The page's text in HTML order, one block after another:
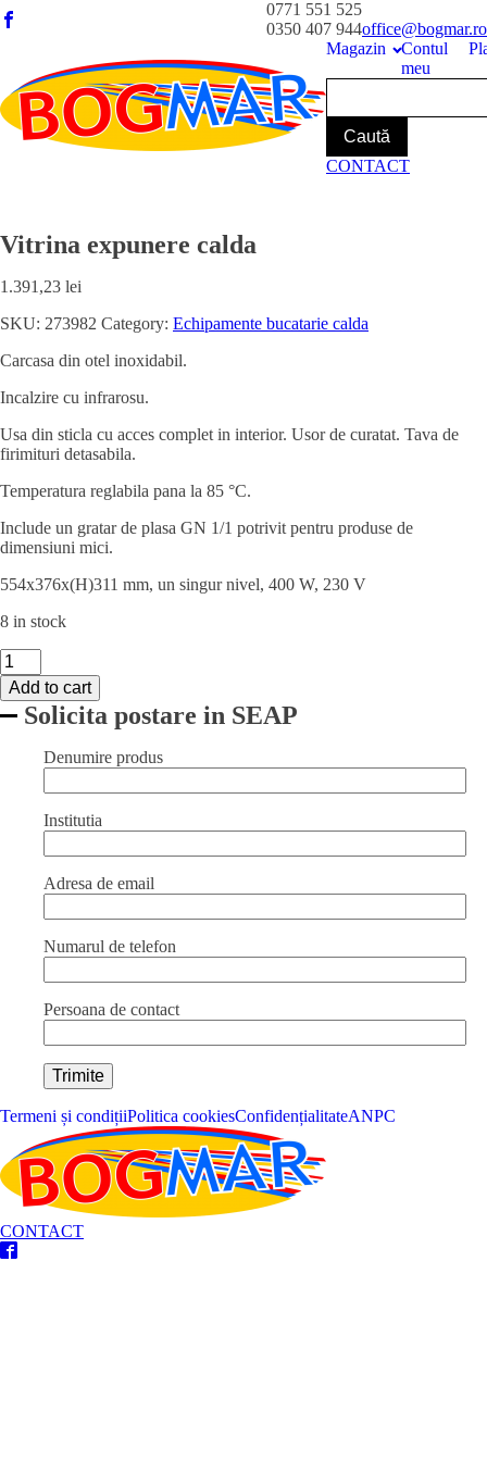
0771 551 525
0350 407 944office@bogmar.ro
Magazin
Contul
meu
CONTACT
Vitrina expunere calda
1.391,23 lei
SKU: 273982 Category: Echipamente bucatarie calda
Carcasa din otel inoxidabil.
Incalzire cu infrarosu.
Usa din sticla cu acces complet in interior. Usor de curatat. Tava de
firimituri detasabila.
Temperatura reglabila pana la 85 °C.
Include un gratar de plasa GN 1/1 potrivit pentru produse de
dimensiuni mici.
554x376x(H)311 mm, un singur nivel, 400 W, 230 V
8 in stock
Vitrina
expunere
calda
quantity
Add to cart
Solicita postare in SEAP
Denumire produs
Institutia
Adresa de email
Numarul de telefon
Persoana de contact
Termeni și condițiiPolitica cookiesConfidențialitateANPC
CONTACT